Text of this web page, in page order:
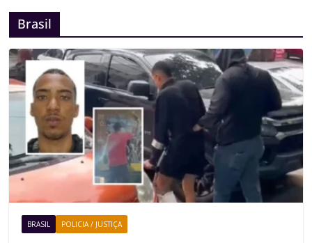
Brasil
BRASIL POLICIA / JUSTIÇA